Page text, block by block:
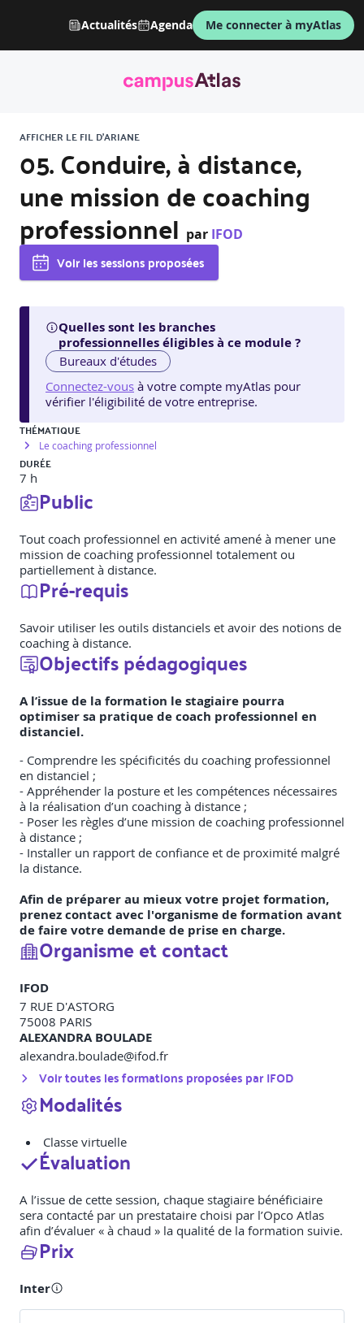
Actualités Agenda Me connecter à myAtlas
AFFICHER LE FIL D'ARIANE
05. Conduire, à distance,
une mission de coaching
professionnel par IFOD
Voir les sessions proposées
Quelles sont les branches
professionnelles éligibles à ce module ?
Bureaux d'études
Connectez-vous à votre compte myAtlas pour
vérifier l'éligibilité de votre entreprise.
THÉMATIQUE
Le coaching professionnel
DURÉE
7 h
Public
Tout coach professionnel en activité amené à mener une
mission de coaching professionnel totalement ou
partiellement à distance.
Pré-requis
Savoir utiliser les outils distanciels et avoir des notions de
coaching à distance.
Objectifs pédagogiques
A l’issue de la formation le stagiaire pourra
optimiser sa pratique de coach professionnel en
distanciel.
- Comprendre les spécificités du coaching professionnel
en distanciel ;
- Appréhender la posture et les compétences nécessaires
à la réalisation d’un coaching à distance ;
- Poser les règles d’une mission de coaching professionnel
à distance ;
- Installer un rapport de confiance et de proximité malgré
la distance.
Afin de préparer au mieux votre projet formation,
prenez contact avec l'organisme de formation avant
de faire votre demande de prise en charge.
Organisme et contact
IFOD
7 RUE D'ASTORG
75008 PARIS
ALEXANDRA BOULADE
alexandra.boulade@ifod.fr
Voir toutes les formations proposées parIFOD
Modalités
Classe virtuelle
Évaluation
A l’issue de cette session, chaque stagiaire bénéficiaire
sera contacté par un prestataire choisi par l’Opco Atlas
afin d’évaluer « à chaud » la qualité de la formation suivie.
Prix
Inter